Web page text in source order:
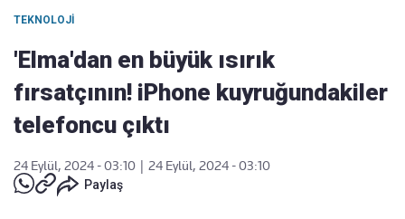
TEKNOLOJI
'Elma'dan en büyük ısırık
fırsatçının! iPhone kuyruğundakiler
telefoncu çıktı
24 Eylül, 2024 - 03:10
24 Eylül, 2024 - 03:10
Paylaş